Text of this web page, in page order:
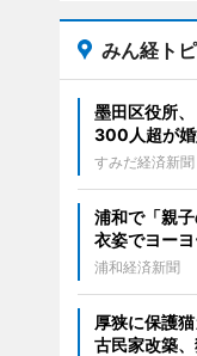
みん経ト
墨田区役所
300人超が婚
すみだ経済新聞
浦和で「親
衣姿でヨー
浦和経済新聞
厚狭に保護
古民家改築